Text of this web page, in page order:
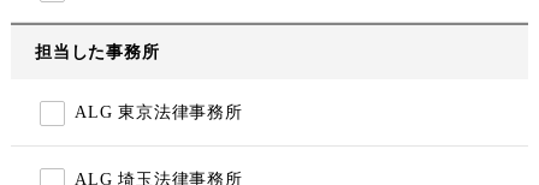
担当した事務所
ALG 東京法律事務所
ALG 埼玉法律事務所